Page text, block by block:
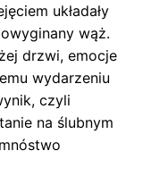
układały
wąż.
drzwi, emocje
wydarzeniu
czyli
na ślubnym